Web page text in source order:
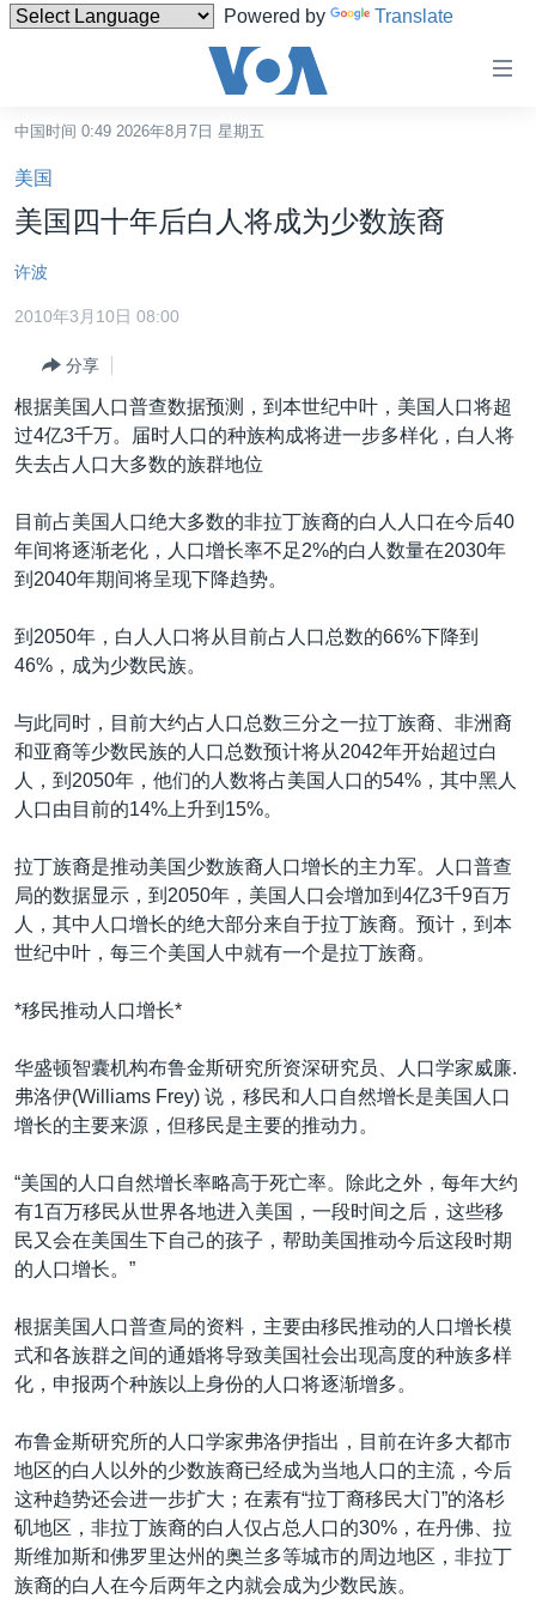
Powered by Translate
碍
链
接
跳
转
内
转
到
导
转
到
索
台湾
港澳
国际
最新国际新闻
印太
欧洲
非洲
美洲
全球议题
分类新闻
经济·金融·贸易
科教·文娱·体健
军事
劳工
环境
美中关系
白宫要闻
国会报道
美中关系
美国建国250周年
埃博拉疫情
美国之音专访
重要讲话与声明
南中国海争端
关注西藏
GEN Z 看美国
VOA视频
VOA今日焦点
中文广播
其他语言网站
中国时间 0:49 2026年8月7日 星期五
美国
美国四十年后白人将成为少数族裔
许波
2010年3月10日 08:00
分享
根据美国人口普查数据预测，到本世纪中叶，美国人口将超
过4亿3千万。届时人口的种族构成将进一步多样化，白人将
失去占人口大多数的族群地位
目前占美国人口绝大多数的非拉丁族裔的白人人口在今后40
年间将逐渐老化，人口增长率不足2%的白人数量在2030年
到2040年期间将呈现下降趋势。
到2050年，白人人口将从目前占人口总数的66%下降到
46%，成为少数民族。
与此同时，目前大约占人口总数三分之一拉丁族裔、非洲裔
和亚裔等少数民族的人口总数预计将从2042年开始超过白
人，到2050年，他们的人数将占美国人口的54%，其中黑人
人口由目前的14%上升到15%。
拉丁族裔是推动美国少数族裔人口增长的主力军。人口普查
局的数据显示，到2050年，美国人口会增加到4亿3千9百万
人，其中人口增长的绝大部分来自于拉丁族裔。预计，到本
世纪中叶，每三个美国人中就有一个是拉丁族裔。
*移民推动人口增长*
华盛顿智囊机构布鲁金斯研究所资深研究员、人口学家威廉.
弗洛伊(Williams Frey) 说，移民和人口自然增长是美国人口
增长的主要来源，但移民是主要的推动力。
“美国的人口自然增长率略高于死亡率。除此之外，每年大约
有1百万移民从世界各地进入美国，一段时间之后，这些移
民又会在美国生下自己的孩子，帮助美国推动今后这段时期
的人口增长。”
根据美国人口普查局的资料，主要由移民推动的人口增长模
式和各族群之间的通婚将导致美国社会出现高度的种族多样
化，申报两个种族以上身份的人口将逐渐增多。
布鲁金斯研究所的人口学家弗洛伊指出，目前在许多大都市
地区的白人以外的少数族裔已经成为当地人口的主流，今后
这种趋势还会进一步扩大；在素有“拉丁裔移民大门”的洛杉
矶地区，非拉丁族裔的白人仅占总人口的30%，在丹佛、拉
斯维加斯和佛罗里达州的奥兰多等城市的周边地区，非拉丁
族裔的白人在今后两年之内就会成为少数民族。